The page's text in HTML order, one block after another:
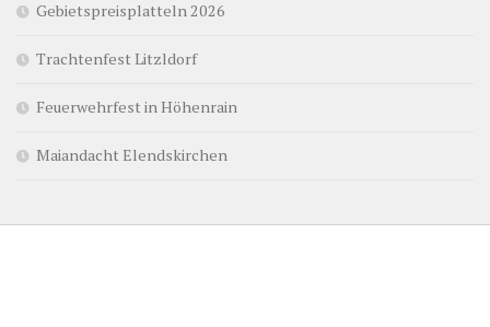
Gebietspreisplatteln 2026
Trachtenfest Litzldorf
Feuerwehrfest in Höhenrain
Maiandacht Elendskirchen